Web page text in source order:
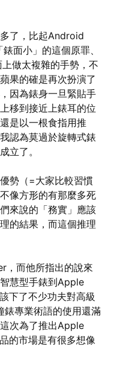
了，比起Android
面小」的這個原罪、
做太複雜的手勢，不
果的確是再次扮演了
因為錶身一旦緊貼手
移到接近上錶耳的位
是以一根食指用推
認為莫過於旋轉式錶
立了。
勢（=大家比較習慣
像方形的有那麼多死
來說的「務實」應該
的結果，而這個推理
，而他所指出的說來
慧型手錶到Apple
下了不少功夫對高級
錶專業術語的使用還滿
次為了推出Apple
的市場是有很多想像